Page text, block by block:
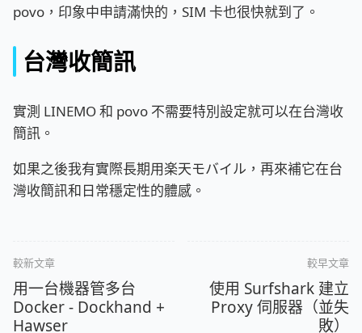
povo，印象中申請滿快的，SIM 卡也很快就到了。
台灣收簡訊
實測 LINEMO 和 povo 不需要特別設定就可以在台灣收
簡訊。
如果之後我有實際長期用楽天モバイル，再來補它在台
灣收簡訊和日常穩定性的體感。
較新文章
用一台機器管多台
Docker - Dockhand +
Hawser
較早文章
使用 Surfshark 建立
Proxy 伺服器（並失
敗）